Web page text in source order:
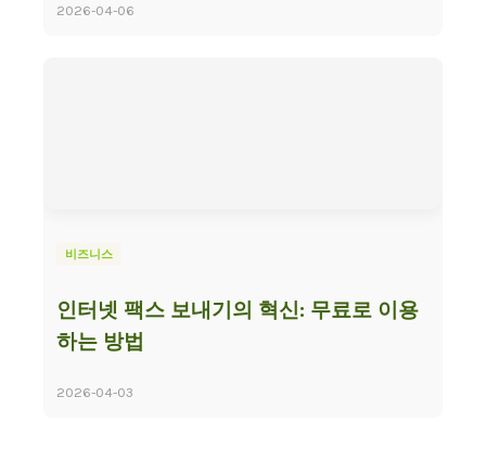
2026-04-06
비즈니스
인터넷 팩스 보내기의 혁신: 무료로 이용
하는 방법
2026-04-03